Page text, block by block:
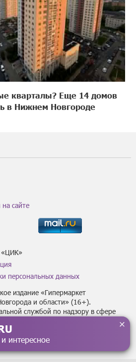
кварталы? Еще 14 домов
в Нижнем Новгороде
интересное
сайте
персональных данных
издание «Гипермаркет
и области» (16+).
службой по надзору в сфере
(Роскомнадзор) за регистрационным
от 07 февраля 2011 г.